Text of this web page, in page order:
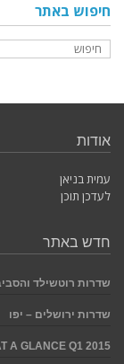
חיפוש באתר
אודות
עמית בניאן
לעדכן תוכן
חדש באתר
שדרות רוטשילד
שדרות ירושלים – יפו
A GLANCE Q1 2015